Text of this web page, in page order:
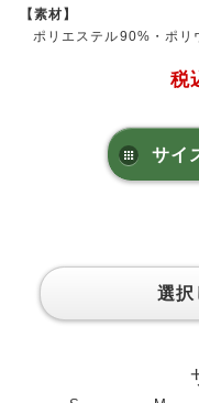
【素材】
ポリエステル90%・ポリ
税
サイ
選択